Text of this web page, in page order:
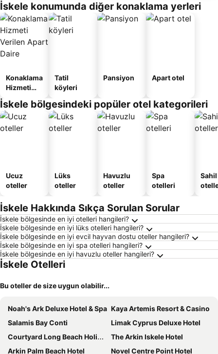
İskele konumunda diğer konaklama yerleri
Konaklama
Hizmeti
Apart
Daire
Tatil
köyleri
Pansiyon Apart otel
İskele bölgesindeki popüler otel kategorileri
Ucuz
oteller
Lüks
oteller
Havuzlu
oteller
Spa
otelleri
Sahil
İskele Hakkında Sıkça Sorulan Sorular
İskele bölgesinde en iyi otelleri hangileri?
İskele bölgesinde en iyi lüks otelleri hangileri?
İskele bölgesinde en iyi evcil hayvan dostu oteller hangileri?
İskele bölgesinde en iyi spa otelleri hangileri?
İskele bölgesinde en iyi havuzlu oteller hangileri?
İskele Otelleri
Bu oteller de size uygun olabilir...
Noah's Ark Deluxe Hotel & Spa Kaya Artemis Resort & Casino
Salamis Bay Conti
Limak Cyprus Deluxe Hotel
Courtyard Long Beach Holiday Homes
The Arkin Iskele Hotel
Arkin Palm Beach Hotel
Novel Centre Point Hotel